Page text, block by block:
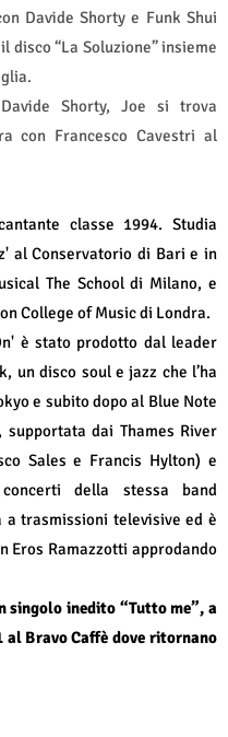
Davide Shorty e Funk Shui
disco “La Soluzione” insieme
Shorty, Joe si trova
con Francesco Cavestri al
classe 1994. Studia
al Conservatorio di Bari e in
The School di Milano, e
College of Music di Londra.
è stato prodotto dal leader
un disco soul e jazz che l’ha
e subito dopo al Blue Note
dai Thames River
Sales e Francis Hylton) e
della stessa band
a trasmissioni televisive ed è
Eros Ramazzotti approdando
singolo inedito “Tutto me”, a
al Bravo Caffè dove ritornano